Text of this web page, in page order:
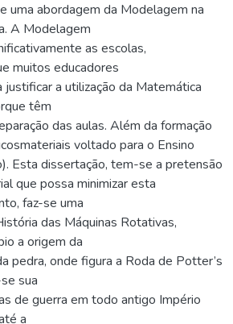
uma abordagem da Modelagem na
A Modelagem
as escolas,
muitos educadores
a utilização da Matemática
têm
das aulas. Além da formação
voltado para o Ensino
Esta dissertação, tem-se a pretensão
que possa minimizar esta
faz-se uma
das Máquinas Rotativas,
a origem da
pedra, onde figura a Roda de Potter’s
sua
de guerra em todo antigo Império
a